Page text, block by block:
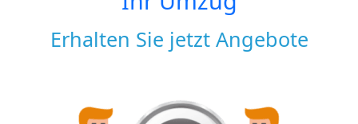
Erhalten Sie jetzt Angebote